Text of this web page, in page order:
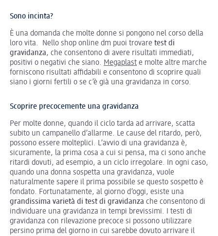
Sono incinta?
È una domanda che molte donne si pongono nel corso della
loro vita. Nello shop online dm puoi trovare test di
gravidanza, che consentono di avere risultati immediati,
positivi o negativi che siano. Megaplast e molte altre marche
forniscono risultati affidabili e consentono di scoprire quali
siano i giorni fertili o se c’è già una gravidanza in corso.
Scoprire precocemente una gravidanza
Per molte donne, quando il ciclo tarda ad arrivare, scatta
subito un campanello d’allarme. Le cause del ritardo, però,
possono essere molteplici. L’avvio di una gravidanza è,
sicuramente, la prima cosa a cui si pensa, ma ci sono anche
ritardi dovuti, ad esempio, a un ciclo irregolare. In ogni caso,
quando una donna sospetta una gravidanza, vuole
naturalmente sapere il prima possibile se questo sospetto è
fondato. Fortunatamente, al giorno d’oggi, esiste una
grandissima varietà di test di gravidanza che consentono di
individuare una gravidanza in tempi brevissimi. I testi di
gravidanza con rilevazione precoce si possono utilizzare
persino prima del giorno in cui sarebbe dovuto arrivare il